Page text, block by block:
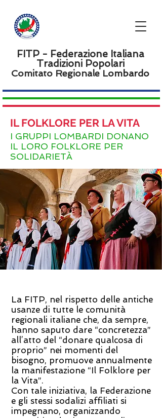
FITP - Federazione Italiana
Tradizioni Popolari
Comitato Regionale Lombardo
IL FOLKLORE PER LA VITA
I GRUPPI LOMBARDI DONANO
IL LORO FOLKLORE PER
SOLIDARIETÀ
La FITP, nel rispetto delle antiche
usanze di tutte le comunità
regionali italiane che, da sempre,
hanno saputo dare “concretezza”
all’atto del “donare qualcosa di
proprio” nei momenti del
bisogno, promuove annualmente
la manifestazione “Il Folklore per
la Vita”.
Con tale iniziativa, la Federazione
e gli stessi sodalizi affiliati si
impegnano, organizzando